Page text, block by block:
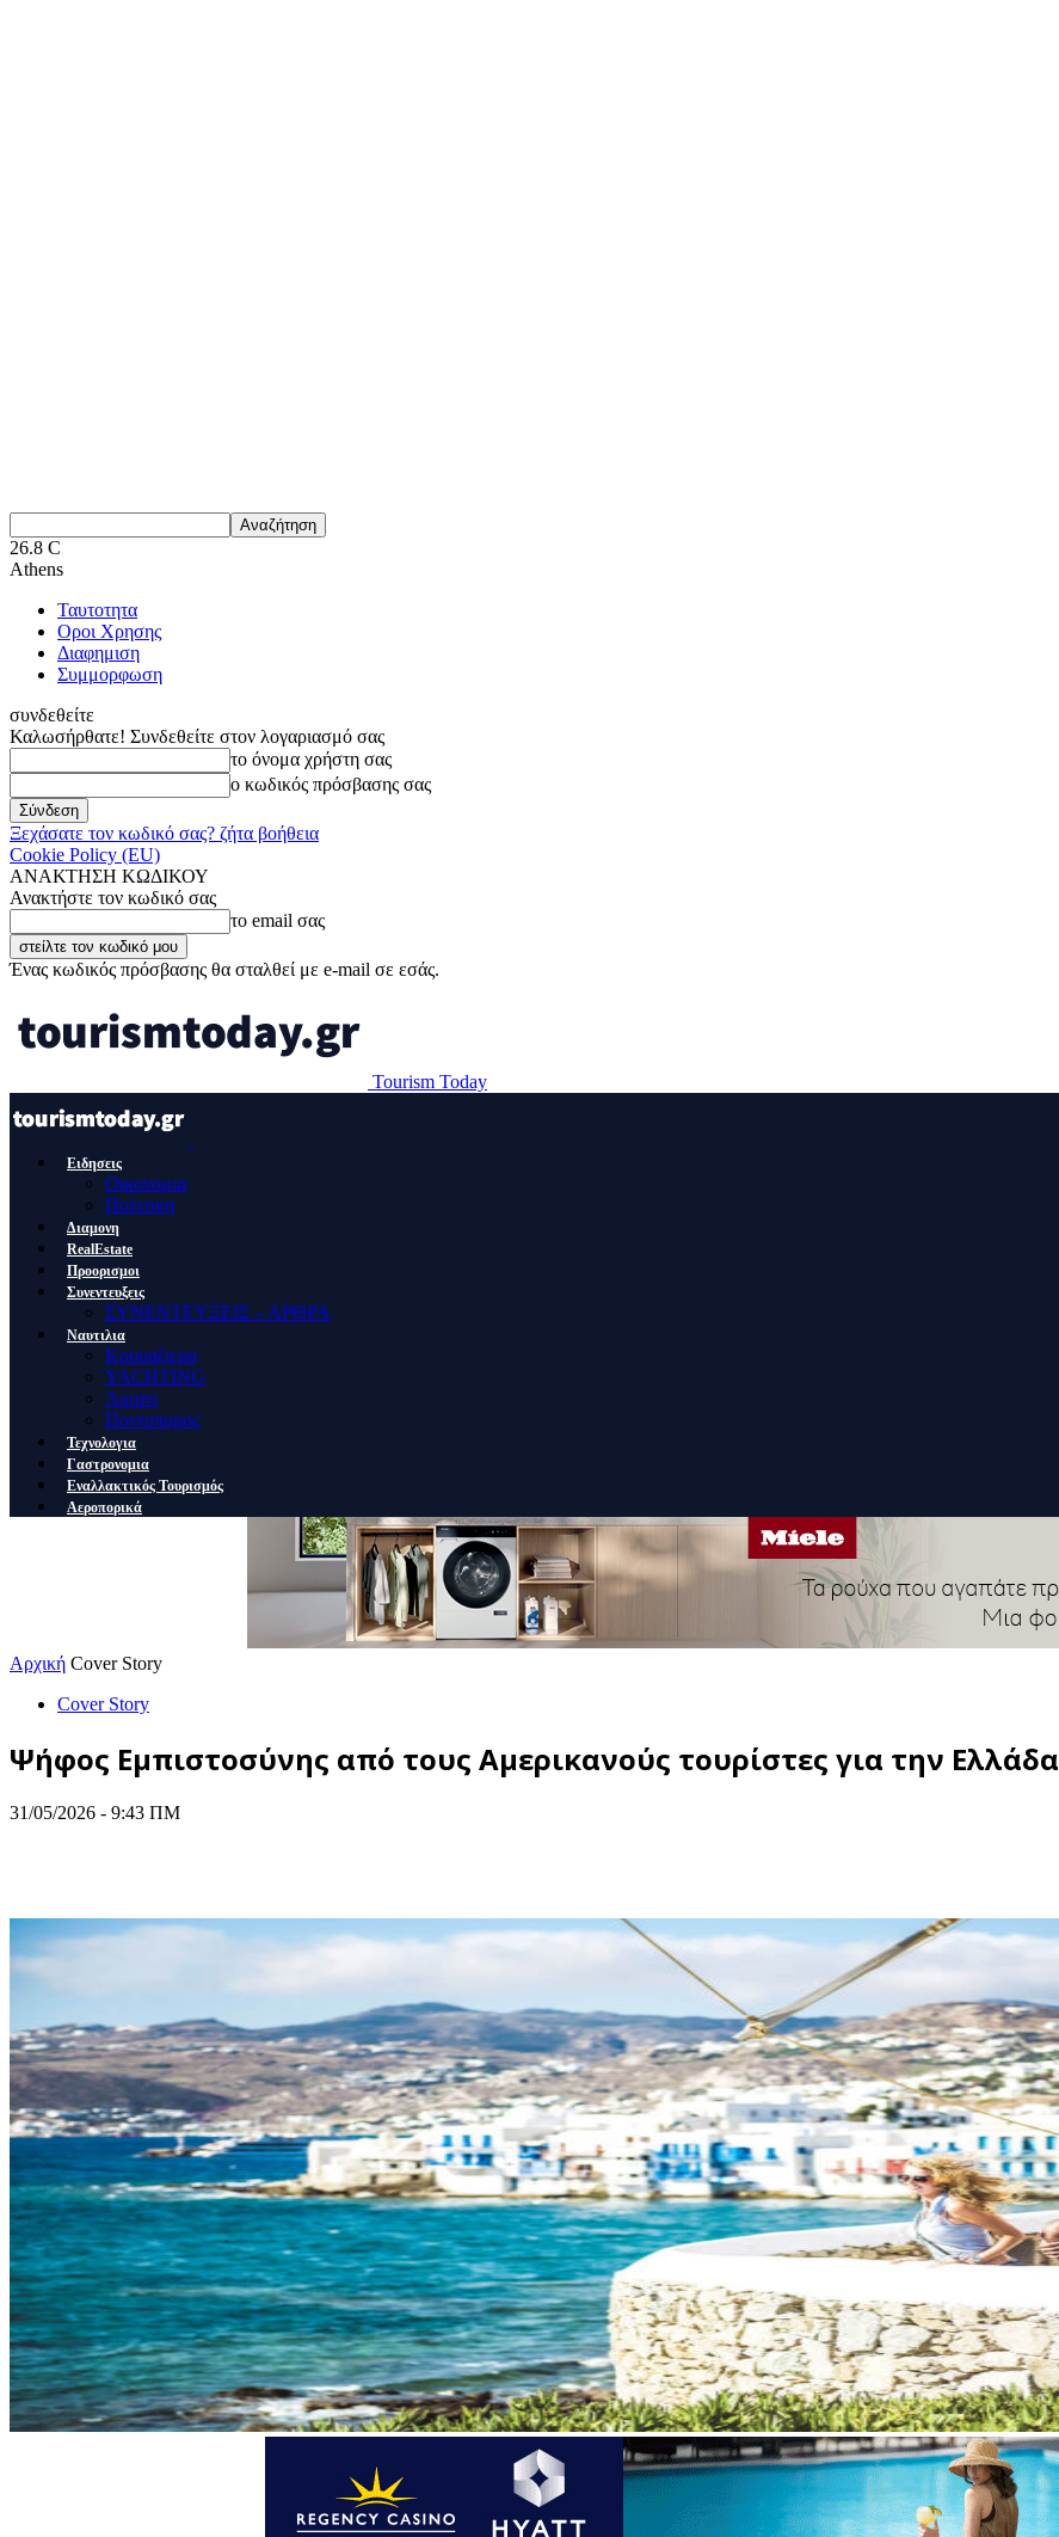
26.8 C
Athens
Ταυτοτητα
Οροι Χρησης
Διαφημιση
Συμμορφωση
συνδεθείτε
Καλωσήρθατε! Συνδεθείτε στον λογαριασμό σας
το όνομα χρήστη σας
ο κωδικός πρόσβασης σας
Ξεχάσατε τον κωδικό σας? ζήτα βοήθεια
Cookie Policy (EU)
ΑΝΑΚΤΗΣΗ ΚΩΔΙΚΟΥ
Ανακτήστε τον κωδικό σας
το email σας
Ένας κωδικός πρόσβασης θα σταλθεί με e-mail σε εσάς.
Tourism Today
Ειδησεις
Οικονομια
Πολιτικη
Διαμονη
RealEstate
Προορισμοι
Συνεντευξεις
ΣΥΝΕΝΤΕΥΞΕΙΣ – ΑΡΘΡΑ
Ναυτιλια
Κρουαζιερα
YACHTING
Λιμανι
Ποντοπορος
Τεχνολογια
Γαστρονομια
Εναλλακτικός Τουρισμός
Αεροπορικά
Αρχική Cover Story
Cover Story
Ψήφος Εμπιστοσύνης από τους Αμερικανούς τουρίστες για την Ελλάδα
31/05/2026 - 9:43 ΠΜ